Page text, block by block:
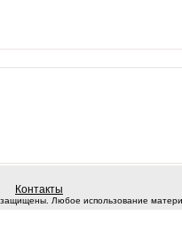
Контакты
Любое использование